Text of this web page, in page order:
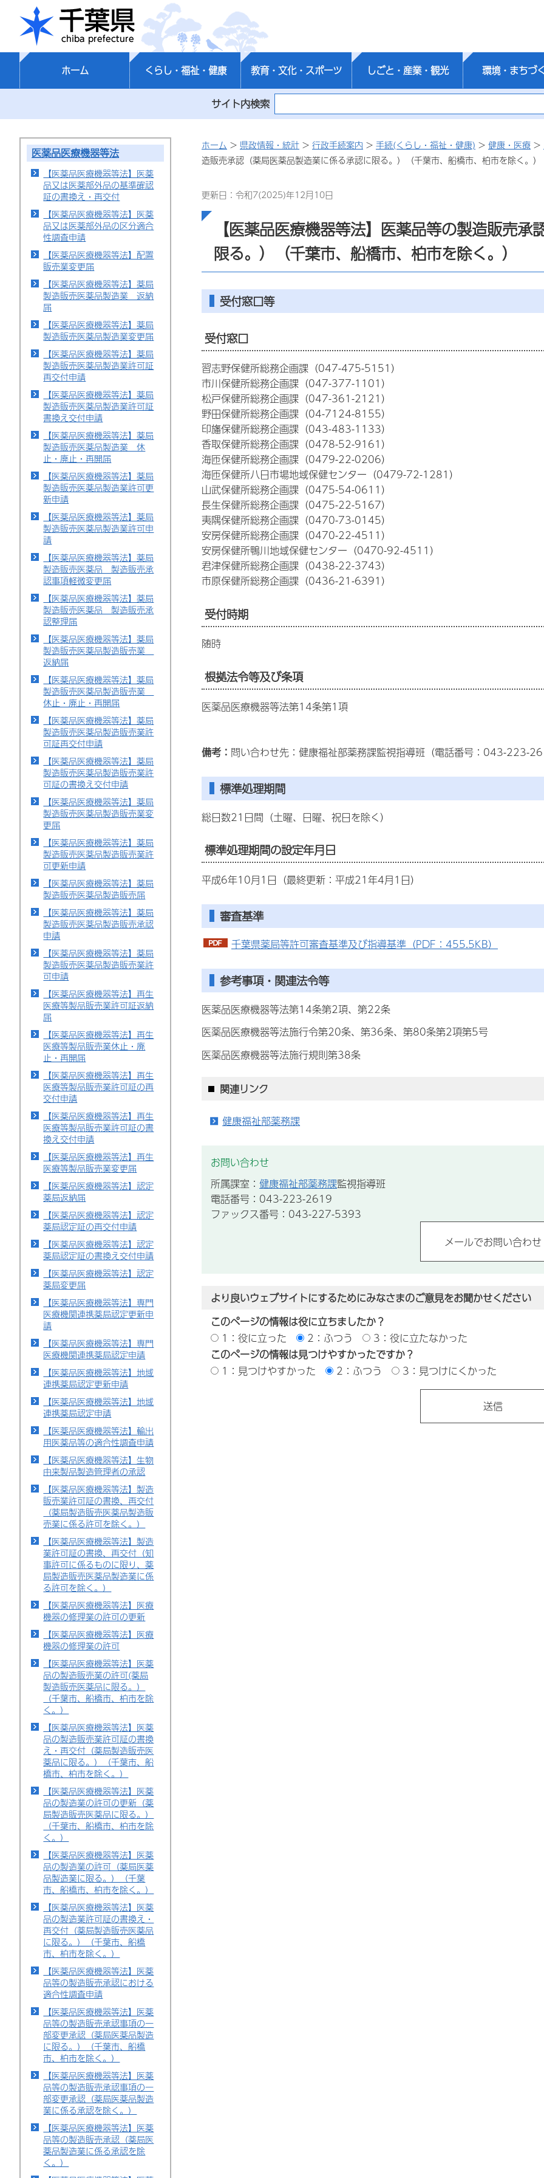
千葉県
ホーム くらし・福祉・健康 教育・文化・スポーツ しごと・産業・観光 環境・まちづ
サイト内検索
医薬品医療機器等法
【医薬品医療機器等法】医薬
品又は医薬部外品の基準確認
証の書換え・再交付
【医薬品医療機器等法】医薬
品又は医薬部外品の区分適合
性調査申請
【医薬品医療機器等法】配置
販売業変更届
【医薬品医療機器等法】薬局
製造販売医薬品製造業 返納
届
【医薬品医療機器等法】薬局
製造販売医薬品製造業変更届
【医薬品医療機器等法】薬局
製造販売医薬品製造業許可証
再交付申請
【医薬品医療機器等法】薬局
製造販売医薬品製造業許可証
書換え交付申請
【医薬品医療機器等法】薬局
製造販売医薬品製造業 休
止・廃止・再開届
【医薬品医療機器等法】薬局
製造販売医薬品製造業許可更
新申請
【医薬品医療機器等法】薬局
製造販売医薬品製造業許可申
請
【医薬品医療機器等法】薬局
製造販売医薬品 製造販売承
認事項軽微変更届
【医薬品医療機器等法】薬局
製造販売医薬品 製造販売承
認整理届
【医薬品医療機器等法】薬局
製造販売医薬品製造販売業
返納届
【医薬品医療機器等法】薬局
製造販売医薬品製造販売業
休止・廃止・再開届
【医薬品医療機器等法】薬局
製造販売医薬品製造販売業許
可証再交付申請
【医薬品医療機器等法】薬局
製造販売医薬品製造販売業許
可証の書換え交付申請
【医薬品医療機器等法】薬局
製造販売医薬品製造販売業変
更届
【医薬品医療機器等法】薬局
製造販売医薬品製造販売業許
可更新申請
【医薬品医療機器等法】薬局
製造販売医薬品製造販売届
【医薬品医療機器等法】薬局
製造販売医薬品製造販売承認
申請
【医薬品医療機器等法】薬局
製造販売医薬品製造販売業許
可申請
【医薬品医療機器等法】再生
医療等製品販売業許可証返納
届
【医薬品医療機器等法】再生
医療等製品販売業休止・廃
止・再開届
【医薬品医療機器等法】再生
医療等製品販売業許可証の再
交付申請
【医薬品医療機器等法】再生
医療等製品販売業許可証の書
換え交付申請
【医薬品医療機器等法】再生
医療等製品販売業変更届
【医薬品医療機器等法】認定
薬局返納届
【医薬品医療機器等法】認定
薬局認定証の再交付申請
【医薬品医療機器等法】認定
薬局認定証の書換え交付申請
【医薬品医療機器等法】認定
薬局変更届
【医薬品医療機器等法】専門
医療機関連携薬局認定更新申
請
【医薬品医療機器等法】専門
医療機関連携薬局認定申請
【医薬品医療機器等法】地域
連携薬局認定更新申請
【医薬品医療機器等法】地域
連携薬局認定申請
【医薬品医療機器等法】輸出
用医薬品等の適合性調査申請
【医薬品医療機器等法】生物
由来製品製造管理者の承認
【医薬品医療機器等法】製造
販売業許可証の書換、再交付
（薬局製造販売医薬品製造販
売業に係る許可を除く。）
【医薬品医療機器等法】製造
業許可証の書換、再交付（知
事許可に係るものに限り、薬
局製造販売医薬品製造業に係
る許可を除く。）
【医薬品医療機器等法】医療
機器の修理業の許可の更新
【医薬品医療機器等法】医療
機器の修理業の許可
【医薬品医療機器等法】医薬
品の製造販売業の許可(薬局
製造販売医薬品に限る。）
（千葉市、船橋市、柏市を除
く。）
【医薬品医療機器等法】医薬
品の製造販売業許可証の書換
え・再交付（薬局製造販売医
薬品に限る。）（千葉市、船
橋市、柏市を除く。）
【医薬品医療機器等法】医薬
品の製造業の許可の更新（薬
局製造販売医薬品に限る。）
（千葉市、船橋市、柏市を除
く。）
【医薬品医療機器等法】医薬
品の製造業の許可（薬局医薬
品製造業に限る。）（千葉
市、船橋市、柏市を除く。）
【医薬品医療機器等法】医薬
品の製造業許可証の書換え・
再交付（薬局製造販売医薬品
に限る。）（千葉市、船橋
市、柏市を除く。）
【医薬品医療機器等法】医薬
品等の製造販売承認における
適合性調査申請
【医薬品医療機器等法】医薬
品等の製造販売承認事項の一
部変更承認（薬局医薬品製造
に限る。）（千葉市、船橋
市、柏市を除く。）
【医薬品医療機器等法】医薬
品等の製造販売承認事項の一
部変更承認（薬局医薬品製造
業に係る承認を除く。）
【医薬品医療機器等法】医薬
品等の製造販売承認（薬局医
薬品製造業に係る承認を除
く。）
ホーム > 県政情報・統計 > 行政手続案内 > 手続(くらし・福祉・健康) > 健康・医療 >
造販売承認（薬局医薬品製造業に係る承認に限る。）（千葉市、船橋市、柏市を除く。）
更新日：令和7(2025)年12月10日
【医薬品医療機器等法】医薬品等の製造販売
限る。）（千葉市、船橋市、柏市を除く。）
受付窓口等
受付窓口
習志野保健所総務企画課（047-475-5151）
市川保健所総務企画課（047-377-1101）
松戸保健所総務企画課（047-361-2121）
野田保健所総務企画課（04-7124-8155）
印旛保健所総務企画課（043-483-1133）
香取保健所総務企画課（0478-52-9161）
海匝保健所総務企画課（0479-22-0206）
海匝保健所八日市場地域保健センター（0479-72-1281）
山武保健所総務企画課（0475-54-0611）
長生保健所総務企画課（0475-22-5167）
夷隅保健所総務企画課（0470-73-0145）
安房保健所総務企画課（0470-22-4511）
安房保健所鴨川地域保健センター（0470-92-4511）
君津保健所総務企画課（0438-22-3743）
市原保健所総務企画課（0436-21-6391）
受付時期
随時
根拠法令等及び条項
医薬品医療機器等法第14条第1項
備考： 問い合わせ先：健康福祉部薬務課監視指導班（電話番号：043-223-
標準処理期間
総日数21日間（土曜、日曜、祝日を除く）
標準処理期間の設定年月日
平成6年10月1日（最終更新：平成21年4月1日）
審査基準
千葉県薬局等許可審査基準及び指導基準（PDF：455.5KB）
参考事項・関連法令等
医薬品医療機器等法第14条第2項、第22条
医薬品医療機器等法施行令第20条、第36条、第80条第2項第5号
医薬品医療機器等法施行規則第38条
関連リンク
健康福祉部薬務課
お問い合わせ
所属課室： 健康福祉部薬務課監視指導班
電話番号：043-223-2619
ファックス番号：043-227-5393
より良いウェブサイトにするためにみなさまのご意見をお聞かせください
このページの情報は役に立ちましたか？
1：役に立った
2：ふつう
3：役に立たなかった
このページの情報は見つけやすかったですか？
1：見つけやすかった
2：ふつう 3：見つけにくかった